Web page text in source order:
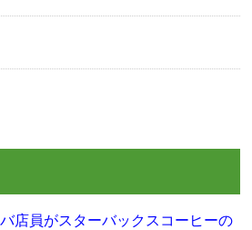
店員がスターバックスコーヒーの